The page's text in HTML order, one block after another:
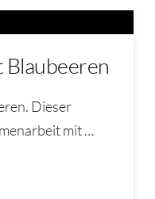
Blaubeeren
Dieser
mit …